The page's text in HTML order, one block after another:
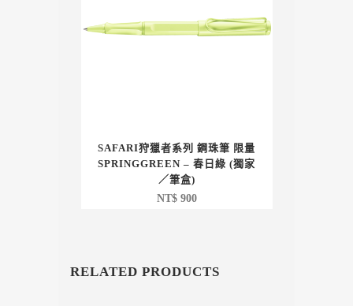
SAFARI狩獵者系列 鋼珠筆 限量
SPRINGGREEN – 春日綠 (獨家
／筆盒)
NT$900
RELATED PRODUCTS